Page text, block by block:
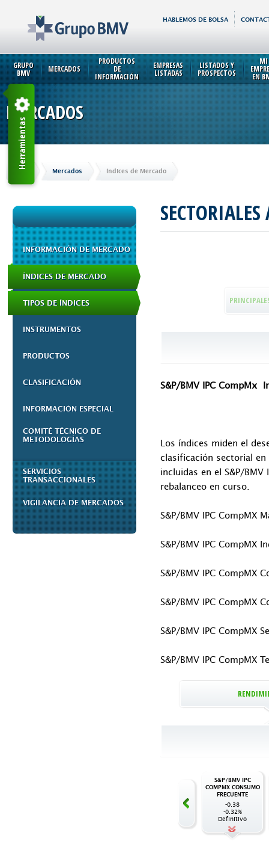
HABLEMOS DE BOLSA
GRUPO
BMV MERCADOS
PRODUCTOS
DE
INFORMACIÓN
EMPRESAS
LISTADAS
LISTADOS Y
PROSPECTOS
MI
EN
MERCADOS
Inicio Mercados Índices de Mercado
INFORMACIÓN DE MERCADO
ÍNDICES DE MERCADO
TIPOS DE ÍNDICES
INSTRUMENTOS
PRODUCTOS
CLASIFICACIÓN
INFORMACIÓN ESPECIAL
COMITÉ TÉCNICO DE
METODOLOGÍAS
SERVICIOS
TRANSACCIONALES
VIGILANCIA DE MERCADOS
S&P/BMV IPC CompMx
Los índices miden el
clasificación sectorial en
incluidas en el S&P/
rebalanceo en curso.
S&P/BMV IPC CompMX
S&P/BMV IPC CompMX
S&P/BMV IPC CompMX
S&P/BMV IPC CompMX
S&P/BMV IPC CompMX
S&P/BMV IPC CompMX
S&P/BMV IPC
COMPMX CONSUMO
FRECUENTE
-0.38
-0.32%
Definitivo
Herramientas